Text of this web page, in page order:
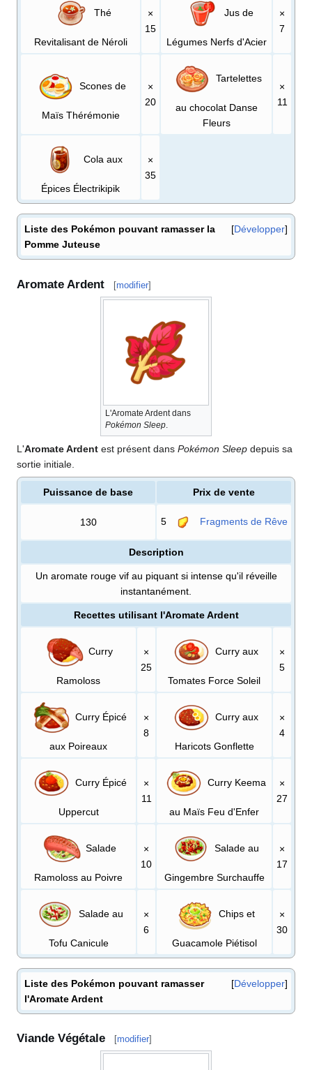
Thé
Revitalisant de Néroli
×
15
Jus de
Légumes Nerfs d'Acier
×
7
Scones de
Maïs Thérémonie
×
20
Tartelettes
au chocolat Danse
Fleurs
×
11
Cola aux
Épices Électrikipik
×
35
Développer
Liste des Pokémon pouvant ramasser la
Pomme Juteuse
Aromate Ardent [modifier]
L'Aromate Ardent dans
Pokémon Sleep.
L'Aromate Ardent est présent dans Pokémon Sleep depuis sa
sortie initiale.
Puissance de base Prix de vente
130 5 Fragments de Rêve
Description
Un aromate rouge vif au piquant si intense qu'il réveille
instantanément.
Recettes utilisant l'Aromate Ardent
Curry
Ramoloss
×
25
Curry aux
Tomates Force Soleil
×
5
Curry Épicé
aux Poireaux
×
8
Curry aux
Haricots Gonflette
×
4
Curry Épicé
Uppercut
×
11
Curry Keema
au Maïs Feu d'Enfer
×
27
Salade
Ramoloss au Poivre
×
10
Salade au
Gingembre Surchauffe
×
17
Salade au
Tofu Canicule
×
6
Chips et
Guacamole Piétisol
×
30
Développer
Liste des Pokémon pouvant ramasser
l'Aromate Ardent
Viande Végétale [modifier]